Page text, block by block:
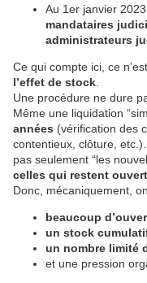
Au 1er janvier
mandataires
administrateurs
Ce qui compte ici, ce
l’effet de stock
Une procédure ne dure
Même une liquidation
années (vérification des
contentieux, clôture,
pas seulement “les
celles qui restent
Donc, mécaniquement,
beaucoup
un stock
un nombre limité
et une pression